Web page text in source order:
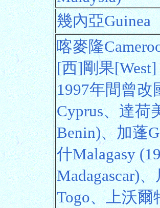
幾內亞Guinea
喀麥隆
[西]剛果[West]
1997年間曾改
Cyprus、達荷
Benin)、加蓬
什Malagasy
Madagascar)
Togo、上沃爾